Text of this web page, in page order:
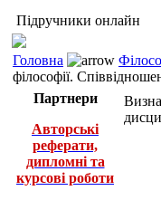
Підручники онлайн
Головна
філософії.
Партнери
Авторські
реферати,
дипломні та
курсові роботи